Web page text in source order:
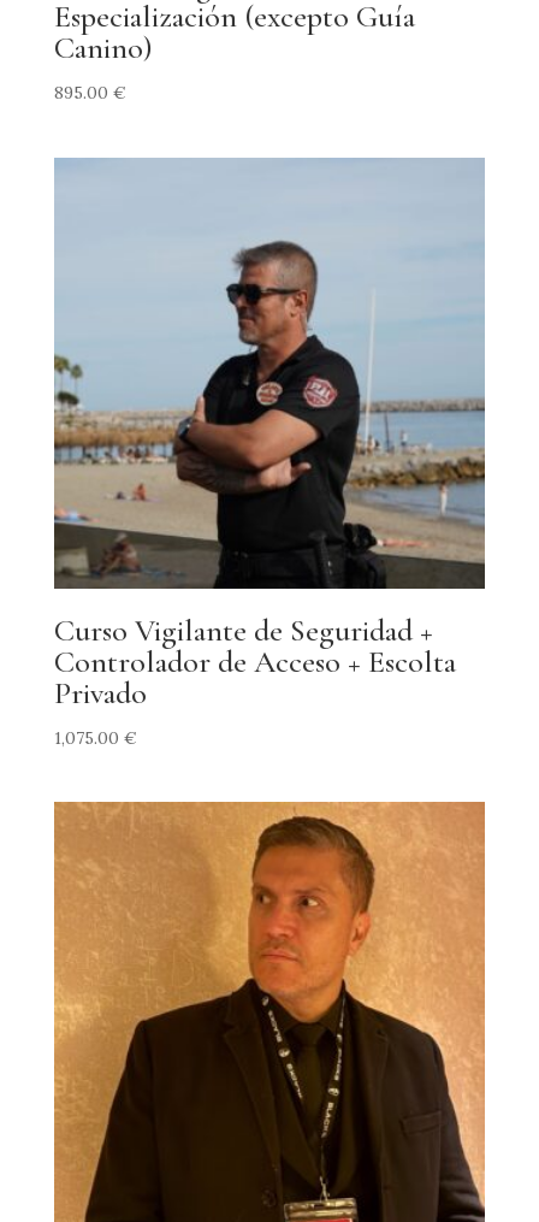
Especialización (excepto Guía
Canino)
895.00 €
Curso Vigilante de Seguridad +
Controlador de Acceso + Escolta
Privado
1,075.00 €